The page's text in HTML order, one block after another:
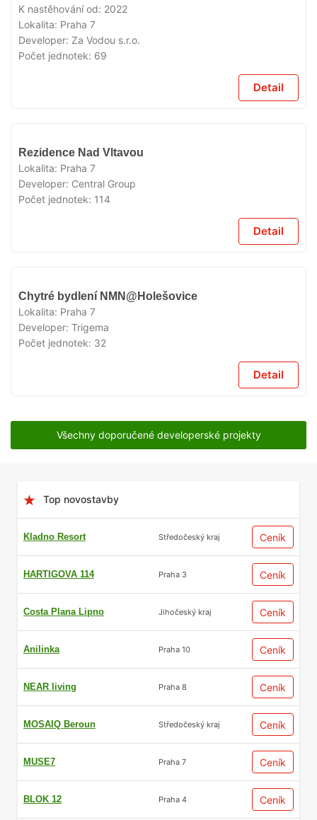
K nastěhování od: 2022
Lokalita: Praha 7
Developer: Za Vodou s.r.o.
Počet jednotek: 69
Detail
Rezidence Nad Vltavou
Lokalita: Praha 7
Developer: Central Group
Počet jednotek: 114
Detail
VYPRODÁNO
Chytré bydlení NMN@Holešovice
Lokalita: Praha 7
Developer: Trigema
Počet jednotek: 32
Detail
Všechny doporučené developerské projekty
Top novostavby
Kladno Resort Středočeský kraj Ceník
HARTIGOVA 114 Praha 3 Ceník
Costa Plana Lipno Jihočeský kraj Ceník
Anilinka Praha 10 Ceník
NEAR living Praha 8 Ceník
MOSAIQ Beroun Středočeský kraj Ceník
MUSE7 Praha 7 Ceník
BLOK 12 Praha 4 Ceník